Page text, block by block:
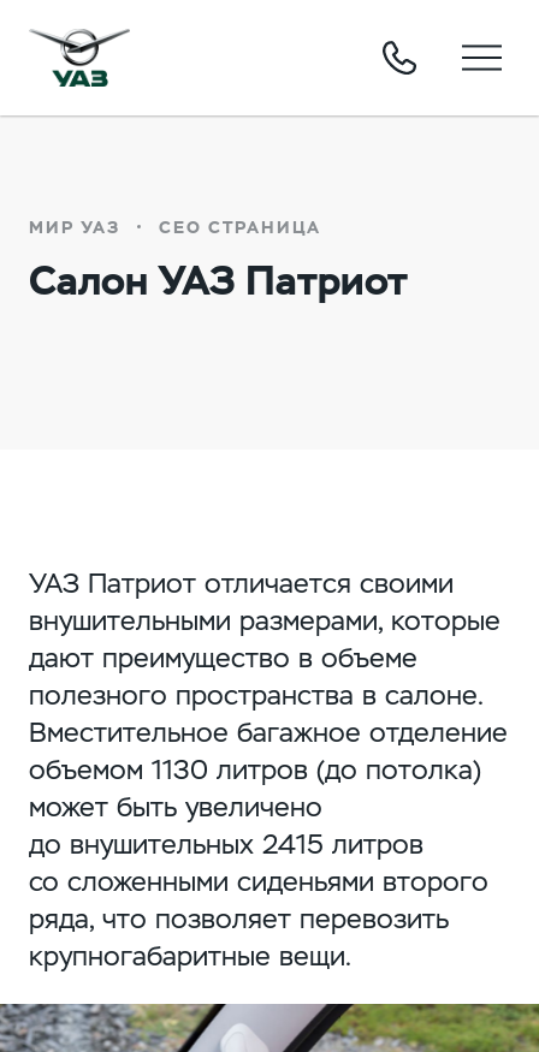
МИР УАЗ СЕО СТРАНИЦА
Салон УАЗ Патриот
УАЗ Патриот отличается своими
внушительными размерами, которые
дают преимущество в объеме
полезного пространства в салоне.
Вместительное багажное отделение
объемом 1130 литров (до потолка)
может быть увеличено
до внушительных 2415 литров
со сложенными сиденьями второго
ряда, что позволяет перевозить
крупногабаритные вещи.